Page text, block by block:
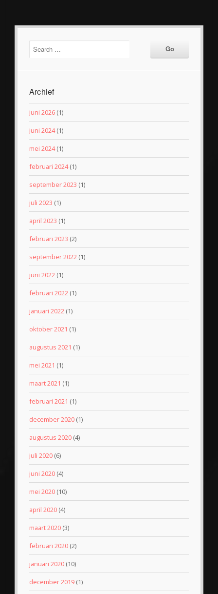
Archief
juni 2026 (1)
juni 2024(1)
mei 2024(1)
februari 2024(1)
september 2023 (1)
juli 2023 (1)
april 2023 (1)
februari 2023 (2)
september 2022 (1)
juni 2022 (1)
februari 2022 (1)
januari 2022 (1)
oktober 2021 (1)
augustus 2021 (1)
mei 2021 (1)
maart 2021 (1)
februari 2021 (1)
december 2020 (1)
augustus 2020 (4)
juli 2020 (6)
juni 2020 (4)
mei 2020 (10)
april 2020 (4)
maart 2020 (3)
februari 2020 (2)
januari 2020 (10)
december 2019 (1)